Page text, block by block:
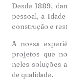
Desde 1889,
pessoal, a
construção e
A nossa
projetos que
neles soluções
de qualidade.